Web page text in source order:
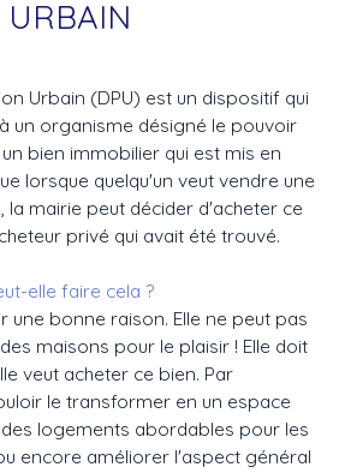
URBAIN
Urbain (DPU) est un dispositif qui
un organisme désigné le pouvoir
bien immobilier qui est mis en
lorsque quelqu'un veut vendre une
la mairie peut décider d'acheter ce
privé qui avait été trouvé.
elle faire cela ?
une bonne raison. Elle ne peut pas
maisons pour le plaisir ! Elle doit
veut acheter ce bien. Par
le transformer en un espace
logements abordables pour les
encore améliorer l'aspect général